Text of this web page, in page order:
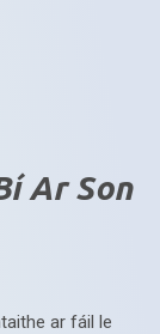
Ar Son
ar fáil le